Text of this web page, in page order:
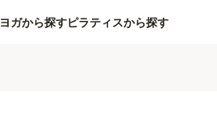
ヨガから探すピラティスから探す